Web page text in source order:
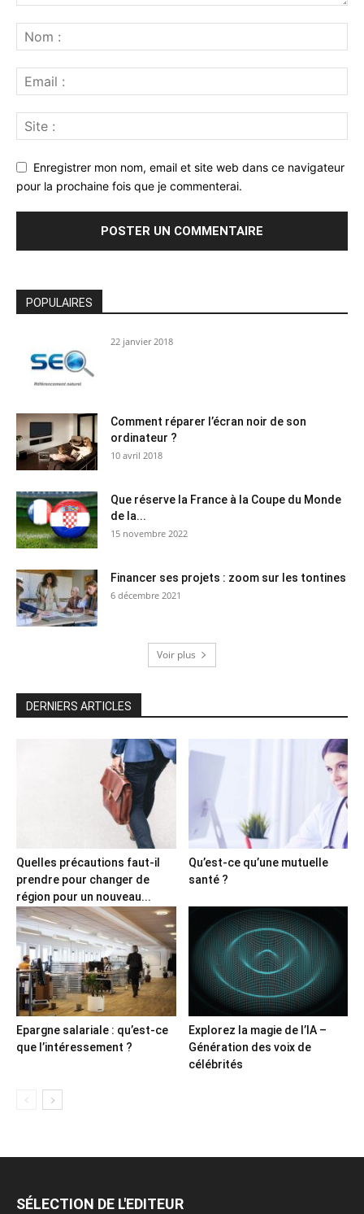
Enregistrer mon nom, email et site web dans ce navigateur
pour la prochaine fois que je commenterai.
POPULAIRES
22 janvier 2018
Comment réparer l’écran noir de son
ordinateur ?
10 avril 2018
Que réserve la France à la Coupe du Monde
de la...
15 novembre 2022
Financer ses projets : zoom sur les tontines
6 décembre 2021
Voir plus
DERNIERS ARTICLES
Quelles précautions faut-il
prendre pour changer de
région pour un nouveau...
Qu’est-ce qu’une mutuelle
santé ?
Epargne salariale : qu’est-ce
que l’intéressement ?
Explorez la magie de l’IA –
Génération des voix de
célébrités
SÉLECTION DE L'EDITEUR